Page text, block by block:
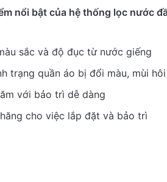
nổi bật của hệ thống lọc nước
sắc và độ đục từ nước giếng
trạng quần áo bị đổi màu, mùi
với bảo trì dễ dàng
cho việc lắp đặt và bảo trì